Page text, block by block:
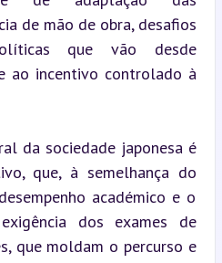
de mão de obra, desafios
que vão desde
ao incentivo controlado à
da sociedade japonesa é
que, à semelhança do
académico e o
dos exames de
que moldam o percurso e